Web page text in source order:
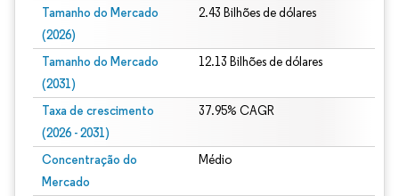
Tamanho do Mercado
(2026)
2.43 Bilhões de dólares
Tamanho do Mercado
(2031)
12.13 Bilhões de dólares
Taxa de crescimento
(2026 - 2031)
37.95% CAGR
Concentração do
Mercado
Médio